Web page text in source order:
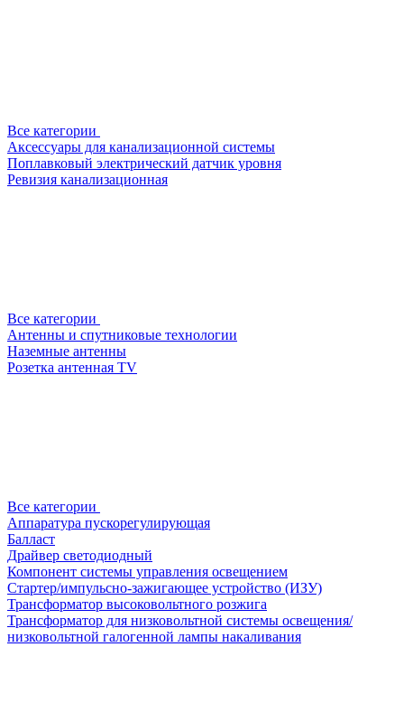
Все категории
Аксессуары для канализационной системы
Поплавковый электрический датчик уровня
Ревизия канализационная
Все категории
Антенны и спутниковые технологии
Наземные антенны
Розетка антенная TV
Все категории
Аппаратура пускорегулирующая
Балласт
Драйвер светодиодный
Компонент системы управления освещением
Стартер/импульсно-зажигающее устройство (ИЗУ)
Трансформатор высоковольтного розжига
Трансформатор для низковольтной системы освещения/
низковольтной галогенной лампы накаливания